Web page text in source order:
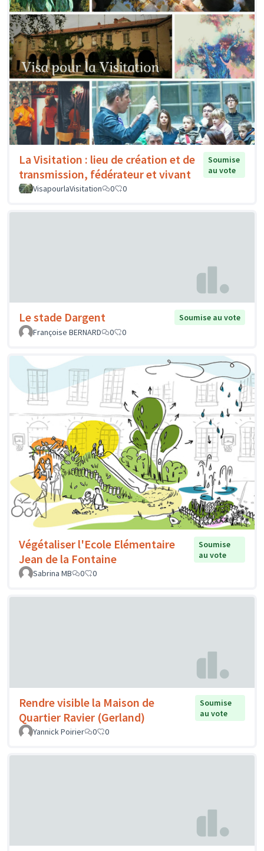
La Visitation : lieu de création et de
transmission, fédérateur et vivant
Soumise
au vote
VisapourlaVisitation
0 0
Le stade Dargent
Soumise au vote
Françoise BERNARD
0 0
Végétaliser l'Ecole Elémentaire
Jean de la Fontaine
Soumise
au vote
Sabrina MB
0 0
Rendre visible la Maison de
Quartier Ravier (Gerland)
Soumise
au vote
Yannick Poirier
0 0